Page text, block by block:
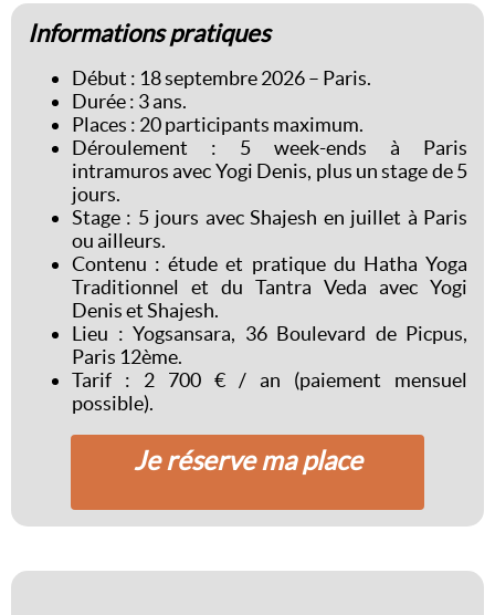
Informations pratiques
Début : 18 septembre 2026 – Paris.
Durée : 3 ans.
Places : 20 participants maximum.
Déroulement : 5 week-ends à Paris
intramuros avec Yogi Denis, plus un stage de 5
jours.
Stage : 5 jours avec Shajesh en juillet à Paris
ou ailleurs.
Contenu : étude et pratique du Hatha Yoga
Traditionnel et du Tantra Veda avec Yogi
Denis et Shajesh.
Lieu : Yogsansara, 36 Boulevard de Picpus,
Paris 12ème.
Tarif : 2 700 € / an (paiement mensuel
possible).
Je réserve ma place